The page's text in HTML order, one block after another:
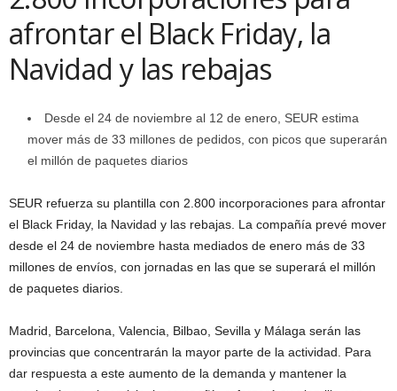
afrontar el Black Friday, la
Navidad y las rebajas
Desde el 24 de noviembre al 12 de enero, SEUR estima
mover más de 33 millones de pedidos, con picos que superarán
el millón de paquetes diarios
SEUR refuerza su plantilla con 2.800 incorporaciones para afrontar
el Black Friday, la Navidad y las rebajas. La compañía prevé mover
desde el 24 de noviembre hasta mediados de enero más de 33
millones de envíos, con jornadas en las que se superará el millón
de paquetes diarios.
Madrid, Barcelona, Valencia, Bilbao, Sevilla y Málaga serán las
provincias que concentrarán la mayor parte de la actividad. Para
dar respuesta a este aumento de la demanda y mantener la